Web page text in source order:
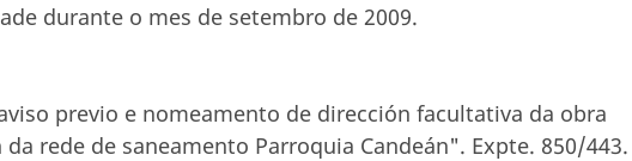
durante o mes de setembro de 2009.
previo e nomeamento de dirección facultativa da obra
rede de saneamento Parroquia Candeán". Expte. 850/443.